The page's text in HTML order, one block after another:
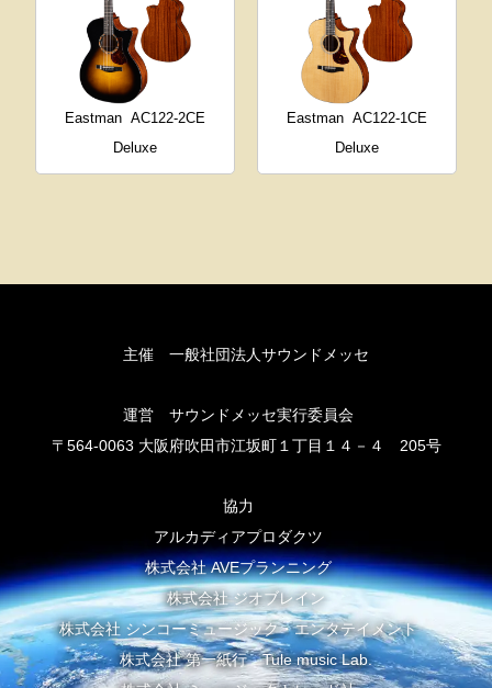
Eastman AC122-2CE
Deluxe
Eastman AC122-1CE
Deluxe
主催 一般社団法人サウンドメッセ
運営 サウンドメッセ実行委員会
〒564-0063 大阪府吹田市江坂町１丁目１４－４ 205号
協力
アルカディアプロダクツ
株式会社 AVEプランニング
株式会社 ジオブレイン
株式会社 シンコーミュージック・エンタテイメント
株式会社 第一紙行 Tule music Lab.